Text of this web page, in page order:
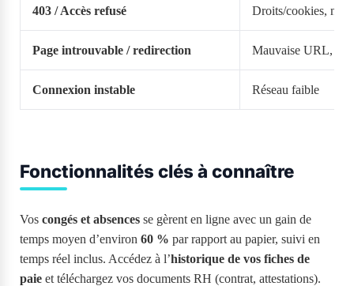
403 / Accès refusé Droits/cookies,
Page introuvable / redirection Mauvaise URL,
Connexion instable Réseau faible
Fonctionnalités clés à connaître
Vos congés et absences se gèrent en ligne avec un gain de
temps moyen d’environ 60 % par rapport au papier, suivi en
temps réel inclus. Accédez à l’historique de vos fiches de
paie et téléchargez vos documents RH (contrat, attestations).